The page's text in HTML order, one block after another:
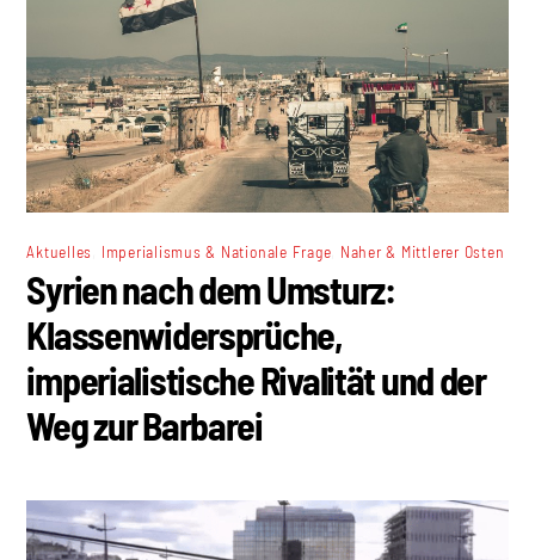
Aktuelles Imperialismus & Nationale Frage Naher & Mittlerer Osten
Syrien nach dem Umsturz:
Klassenwidersprüche,
imperialistische Rivalität und der
Weg zur Barbarei